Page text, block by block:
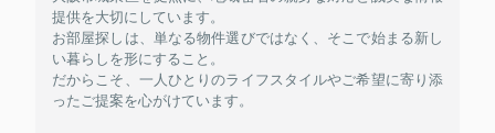
提供を大切にしています。
お部屋探しは、単なる物件選びではなく、そこで始まる新し
い暮らしを形にすること。
だからこそ、一人ひとりのライフスタイルやご希望に寄り添
ったご提案を心がけています。